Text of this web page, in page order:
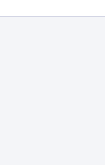
hondakinak eta